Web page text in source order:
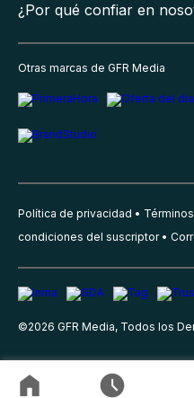
¿Por qué confiar en
Otras marcas de GFR Media
Política de privacidad
condiciones del suscriptor
©2026 GFR Media, Todos los